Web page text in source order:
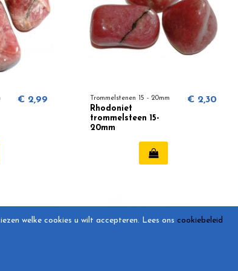
€ 2,99 Trommelstenen 15 - 20mm
Rhodoniet
trommelsteen 15-
20mm
€ 2,30
welke cookies u wilt accepteren. Lees ons cookiebeleid